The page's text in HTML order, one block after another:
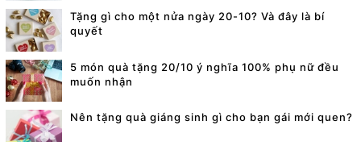
Tặng gì cho một nửa ngày 20-10? Và đây là bí
quyết
5 món quà tặng 20/10 ý nghĩa 100% phụ nữ đều
muốn nhận
Nên tặng quà giáng sinh gì cho bạn gái mới quen?